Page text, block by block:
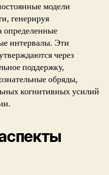
модели
генерируя
определенные
интервалы. Эти
через
поддержку,
обряды,
когнитивных усилий